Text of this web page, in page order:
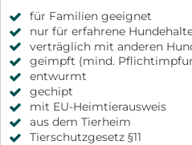
für Familien geeignet
nur für erfahrene
verträglich mit anderen
geimpft (mind.
entwurmt
gechipt
mit EU-Heimtierausweis
aus dem Tierheim
Tierschutzgesetz §11